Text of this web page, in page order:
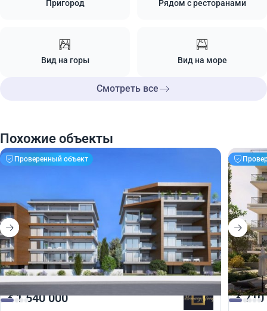
Пригород Рядом с ресторанами
Вид на горы Вид на море
Смотреть все
Похожие объекты
Проверенный объект
€1 540 000 €710